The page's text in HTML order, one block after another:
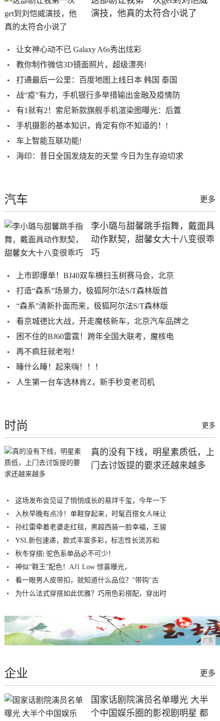
演技，他真的太符合小说了
让女神心动不已 Galaxy A6s秀出炫彩
教你制作微信3D镜面照片，超级漂亮!
打通最后一公里：百度地图上线日本 韩国 泰国
战“疫”有力，手机银行多举措输出金融及疫情防
有1就有2！索尼新款旗舰手机渲染图曝光：后置
手机摄影的基本知识，肯定有你不知道的！!
车上智能互联功能!
海印：昔日全国发烧友的天堂 今日为生存迫切求
更多
汽车
李小璐与甜馨跳手指舞，戴面具
动作默契，甜馨女大十八变很乖
巧
上市即爆单！BJ40双车横扫玉树赛马会，北京
打造“森系”场景力，极狐阿尔法S/T森林版首
“森系”清新扑面而来，极狐阿尔法S/T森林版
看京城德比大战，开走魔核新车，北京汽车品牌之
困不住的BJ60雷霆！跨年全国大联考，魔核电
再不疯狂就老啦！
睡什么睡！起来嗨！！！
人生第一台车选林肯Z，新手秒变老司机
更多
时尚
真的没有下线，明星素质低，上
门去讨饭提的要求还越来越多
这场发布会见证了悄悄成长的易烊千玺，今年一下
入秋早晚有点冷！单鞋穿起来，时髦百搭女人味让
孙红雷牵着老婆走红毯，黑超西装一脸幸福，王骏
YSL新包速递，款式丰富多彩，标志性长流苏和
秋冬穿搭| 驼色系单品必不可少！
神似“鞋王”配色！AJ1 Low 惊喜曝光，
看一眼男人皮带扣，就知道什么品位？"带钩"古
为什么法式穿搭如此优雅？巧用色彩搭配，穿出时
广告
更多
企业
国家话剧院演员名单曝光 大半
个中国娱乐圈的影视剧明星 都